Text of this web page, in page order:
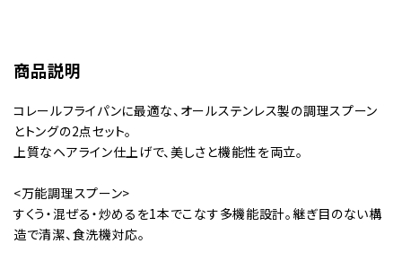
商品説明
コレールフライパンに最適な、オールステンレス製の調理スプーン
とトングの2点セット。
上質なヘアライン仕上げで、美しさと機能性を両立。
<万能調理スプーン>
すくう・混ぜる・炒めるを1本でこなす多機能設計。継ぎ目のない構
造で清潔、食洗機対応。